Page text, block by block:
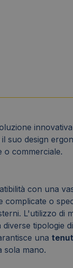
suo design
o commerciale.
con una
o
L'utilizzo di
tipologie
una
sola mano.